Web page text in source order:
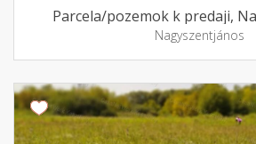
Parcela/pozemok k predaji,
Nagyszentjános